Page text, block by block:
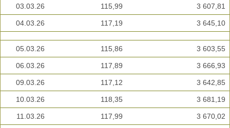
03.03.26 115,99 3 607,81
04.03.26 117,19 3 645,10
05.03.26 115,86 3 603,55
06.03.26 117,89 3 666,93
09.03.26 117,12 3 642,85
10.03.26 118,35 3 681,19
11.03.26 117,99 3 670,02